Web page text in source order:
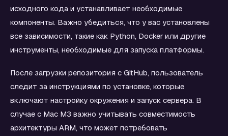
исходного кода и устанавливает необходимые
компоненты. Важно убедиться, что у вас установлены
все зависимости, такие как Python, Docker или другие
инструменты, необходимые для запуска платформы.
После загрузки репозитория с GitHub, пользователь
следит за инструкциями по установке, которые
включают настройку окружения и запуск сервера. В
случае с Mac M3 важно учитывать совместимость
архитектуры ARM, что может потребовать